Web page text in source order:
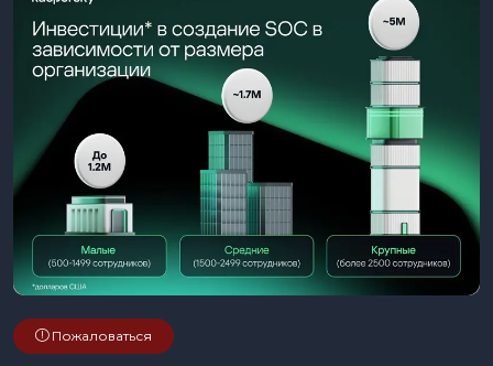
Пожаловаться